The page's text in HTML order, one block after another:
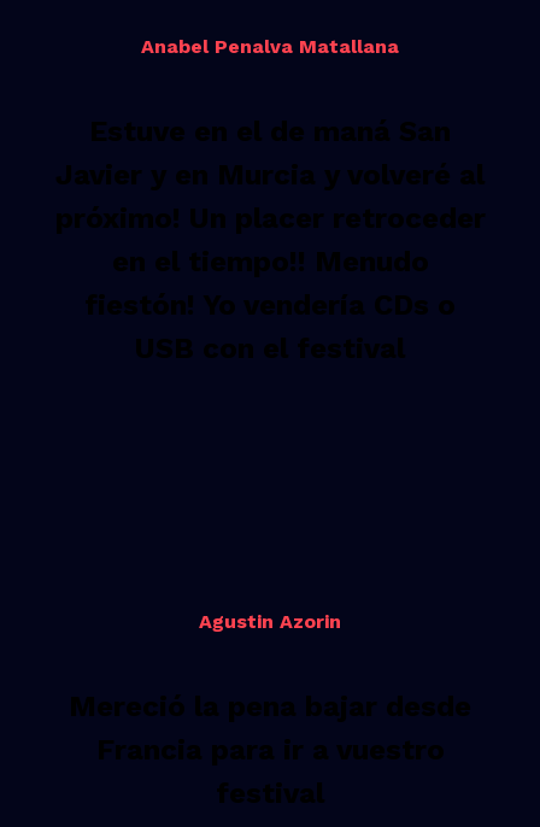
Anabel Penalva Matallana
Estuve en el de maná San
Javier y en Murcia y volveré al
próximo! Un placer retroceder
en el tiempo!! Menudo
fiestón! Yo vendería CDs o
USB con el festival
Agustin Azorin
Mereció la pena bajar desde
Francia para ir a vuestro
festival